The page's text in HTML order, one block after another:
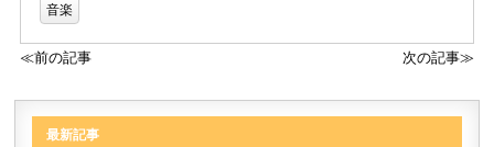
音楽
≪前の記事 次の記事≫
最新記事